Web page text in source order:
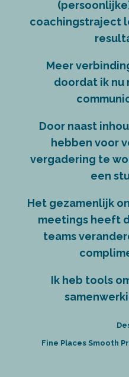
coachingstraject
Meer
doordat ik nu
Door naast
hebben voor
vergadering te
een
Het gezamenlijk
meetings heeft
teams
Ik heb tools
Fine Places Smooth